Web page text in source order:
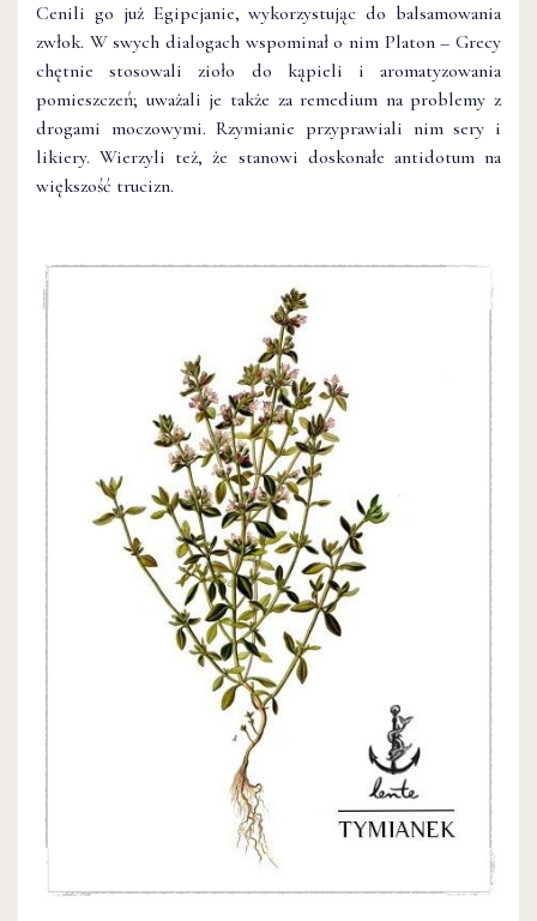
Cenili go już Egipcjanie, wykorzystując do balsamowania
zwłok. W swych dialogach wspominał o nim Platon – Grecy
chętnie stosowali zioło do kąpieli i aromatyzowania
pomieszczeń; uważali je także za remedium na problemy z
drogami moczowymi. Rzymianie przyprawiali nim sery i
likiery. Wierzyli też, że stanowi doskonałe antidotum na
większość trucizn.